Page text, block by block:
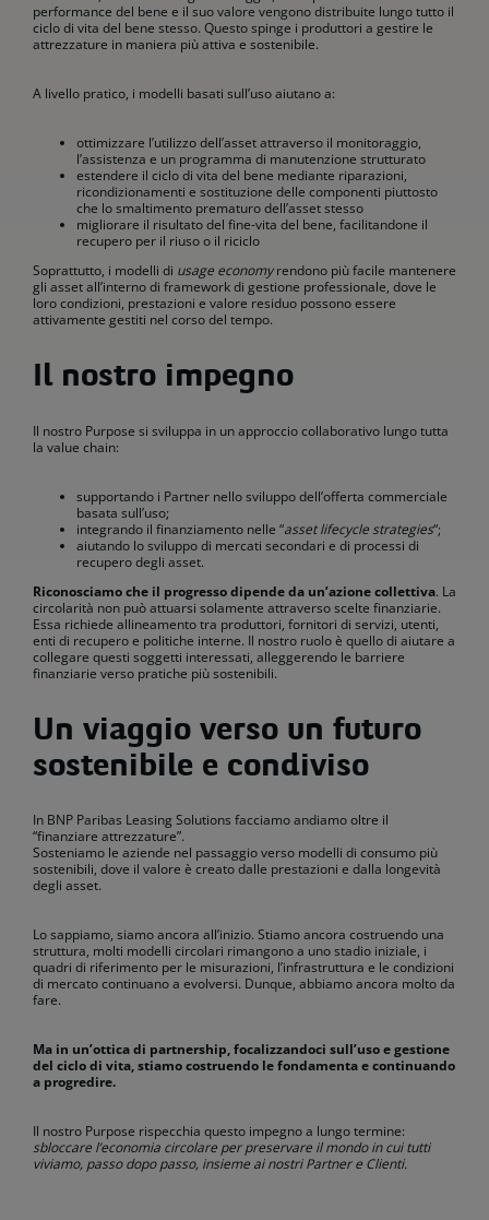
performance del bene e il suo valore vengono distribuite lungo tutto il
ciclo di vita del bene stesso. Questo spinge i produttori a gestire le
attrezzature in maniera più attiva e sostenibile.
A livello pratico, i modelli basati sull’uso aiutano a:
ottimizzare l’utilizzo dell’asset attraverso il monitoraggio,
l’assistenza e un programma di manutenzione strutturato
estendere il ciclo di vita del bene mediante riparazioni,
ricondizionamenti e sostituzione delle componenti piuttosto
che lo smaltimento prematuro dell’asset stesso
migliorare il risultato del fine-vita del bene, facilitandone il
recupero per il riuso o il riciclo
Soprattutto, i modelli di usage economyrendono più facile mantenere
gli asset all’interno di framework di gestione professionale, dove le
loro condizioni, prestazioni e valore residuo possono essere
attivamente gestiti nel corso del tempo.
Il nostro impegno
Il nostro Purpose si sviluppa in un approccio collaborativo lungo tutta
la value chain:
supportando i Partner nello sviluppo dell’offerta commerciale
basata sull’uso;
integrando il finanziamento nelle “asset lifecycle strategies“;
aiutando lo sviluppo di mercati secondari e di processi di
recupero degli asset.
Riconosciamo che il progresso dipende da un’azione collettiva. La
circolarità non può attuarsi solamente attraverso scelte finanziarie.
Essa richiede allineamento tra produttori, fornitori di servizi, utenti,
enti di recupero e politiche interne. Il nostro ruolo è quello di aiutare a
collegare questi soggetti interessati, alleggerendo le barriere
finanziarie verso pratiche più sostenibili.
Un viaggio verso un futuro
sostenibile e condiviso
In BNP Paribas Leasing Solutions facciamo andiamo oltre il
“finanziare attrezzature”.
Sosteniamo le aziende nel passaggio verso modelli di consumo più
sostenibili, dove il valore è creato dalle prestazioni e dalla longevità
degli asset.
Lo sappiamo, siamo ancora all’inizio. Stiamo ancora costruendo una
struttura, molti modelli circolari rimangono a uno stadio iniziale, i
quadri di riferimento per le misurazioni, l’infrastruttura e le condizioni
di mercato continuano a evolversi. Dunque, abbiamo ancora molto da
fare.
Ma in un’ottica di partnership, focalizzandoci sull’uso e gestione
del ciclo di vita, stiamo costruendo le fondamenta e continuando
a progredire.
Il nostro Purpose rispecchia questo impegno a lungo termine:
sbloccare l’economia circolare per preservare il mondo in cui tutti
viviamo, passo dopo passo, insieme ai nostri Partner e Clienti.